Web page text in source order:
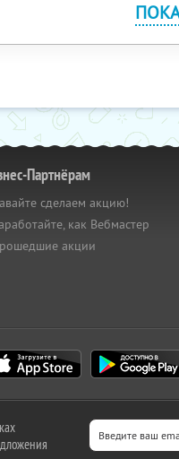
Партнёрам
сделаем акцию!
как Вебмастер
акции